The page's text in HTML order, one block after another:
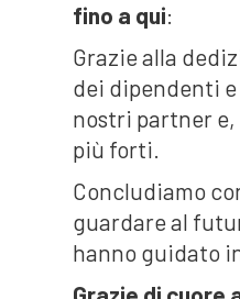
fino a qui:
Grazie alla
dei dipendenti
nostri partner
più forti.
Concludiamo
guardare al
hanno guidato